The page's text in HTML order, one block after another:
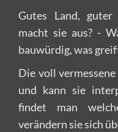
Gutes Land,
macht sie aus? -
bauwürdig, was
Die voll
und kann sie
findet man
verändern sie sich